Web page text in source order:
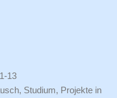
13
Studium, Projekte in